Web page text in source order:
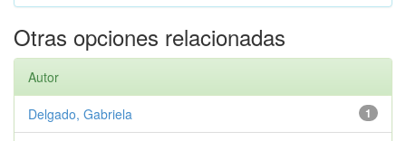
Otras opciones relacionadas
Autor
1
Delgado, Gabriela